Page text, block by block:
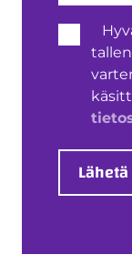
käsittely*
Lähetä